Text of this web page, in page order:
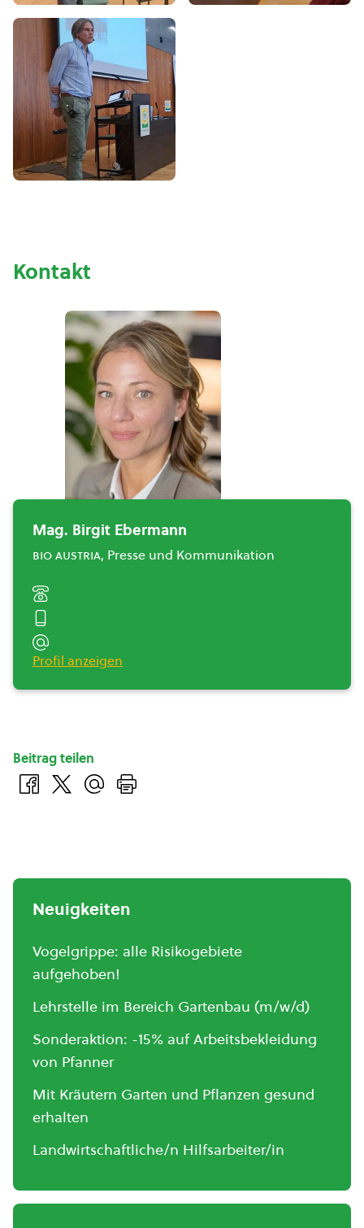
Kontakt
Mag. Birgit Ebermann
bio austria, Presse und Kommunikation
Profil anzeigen
Beitrag teilen
Neuigkeiten
Vogelgrippe: alle Risikogebiete
aufgehoben!
Lehrstelle im Bereich Gartenbau (m/w/d)
Sonderaktion: -15% auf Arbeitsbekleidung
von Pfanner
Mit Kräutern Garten und Pflanzen gesund
erhalten
Landwirtschaftliche/n Hilfsarbeiter/in